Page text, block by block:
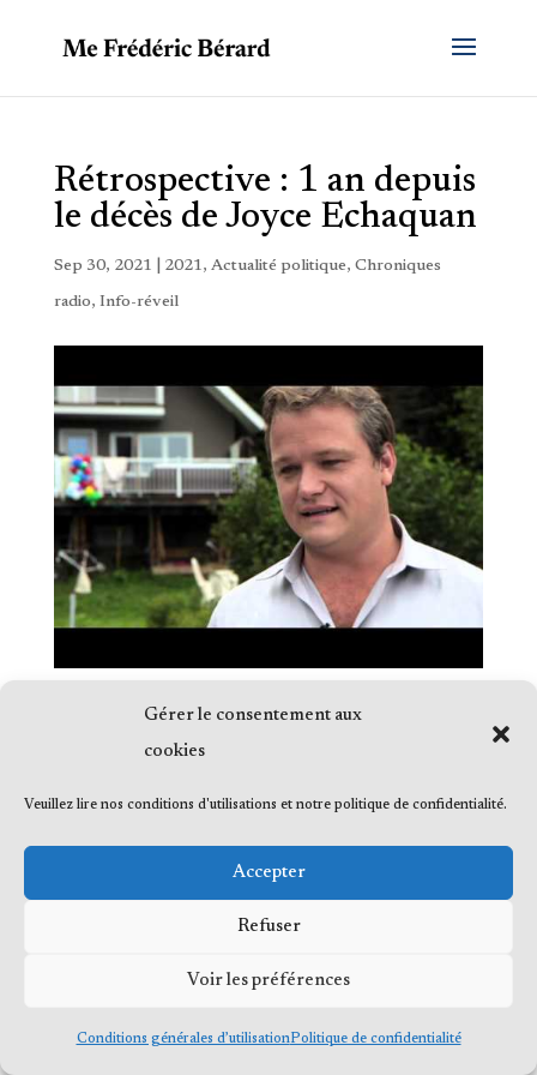
Gérer le consentement aux
cookies
Veuillez lire nos conditions d'utilisations et notre politique de confidentialité.
Accepter
Refuser
Voir les préférences
Conditions générales d’utilisationPolitique de confidentialité
Rétrospective : 1 an depuis
le décès de Joyce Echaquan
Sep 30, 2021 2021, Actualité politique, Chroniques
radio, Info-réveil